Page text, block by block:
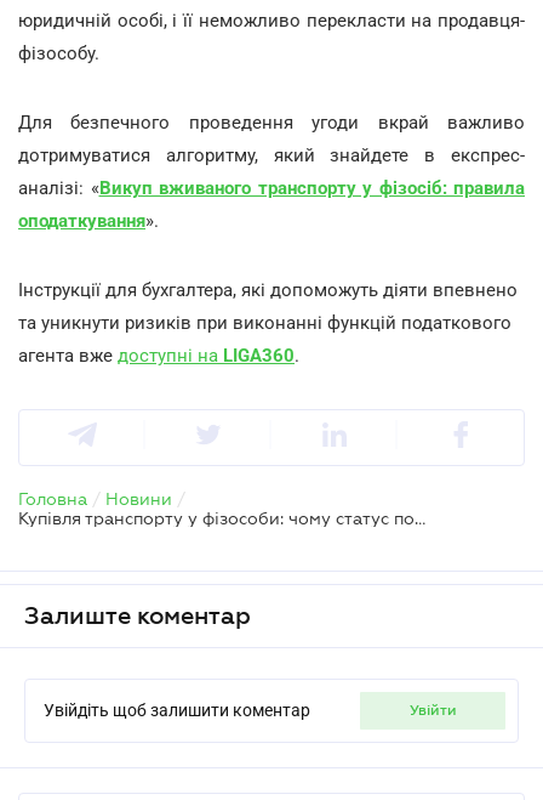
юридичній особі, і її неможливо перекласти на продавця-
фізособу.
Для безпечного проведення угоди вкрай важливо
дотримуватися алгоритму, який знайдете в експрес-
аналізі: «Викуп вживаного транспорту у фізосіб: правила
оподаткування».
Інструкції для бухгалтера, які допоможуть діяти впевнено
та уникнути ризиків при виконанні функцій податкового
агента вже доступні на LIGA360.
Головна / Новини /
Купівля транспорту у фізособи: чому статус податкового агента вимагає особливої пильності
Залиште коментар
Увійдіть щоб залишити коментар увійти